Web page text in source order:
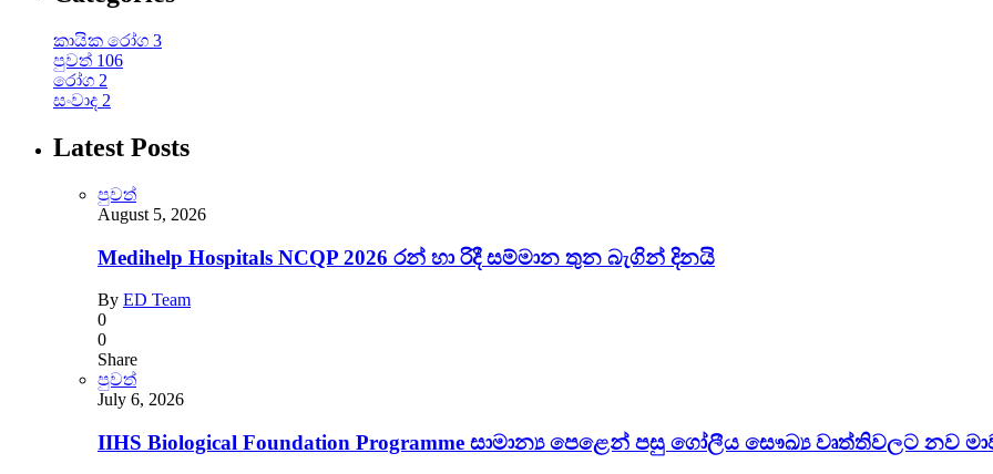
කායික රෝග 3
පුවත් 106
රෝග 2
සංවාද 2
Latest Posts
පුවත්
August 5, 2026
Medihelp Hospitals NCQP 2026 රන් හා රිදී සම්මාන තුන බැගින් දිනයි
By ED Team
0
0
Share
පුවත්
July 6, 2026
IIHS Biological Foundation Programme සාමාන්‍ය පෙළෙන් පසු ගෝලීය සෞඛ්‍ය වෘත්තිවලට නව